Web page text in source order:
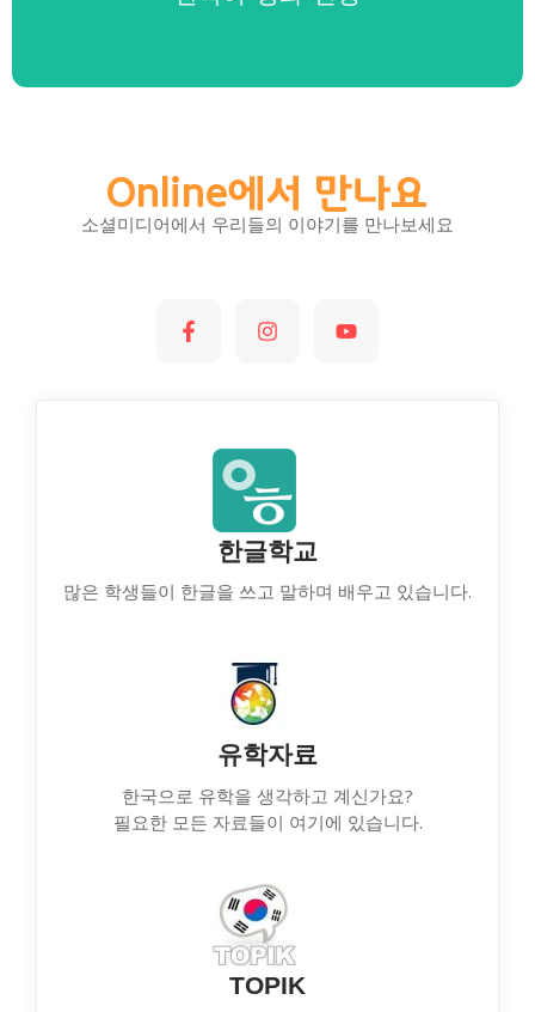
Online에서 만나요
소셜미디어에서 우리들의 이야기를 만나보세요
한글학교
많은 학생들이 한글을 쓰고 말하며 배우고 있습니다.
유학자료
한국으로 유학을 생각하고 계신가요?
필요한 모든 자료들이 여기에 있습니다.
TOPIK